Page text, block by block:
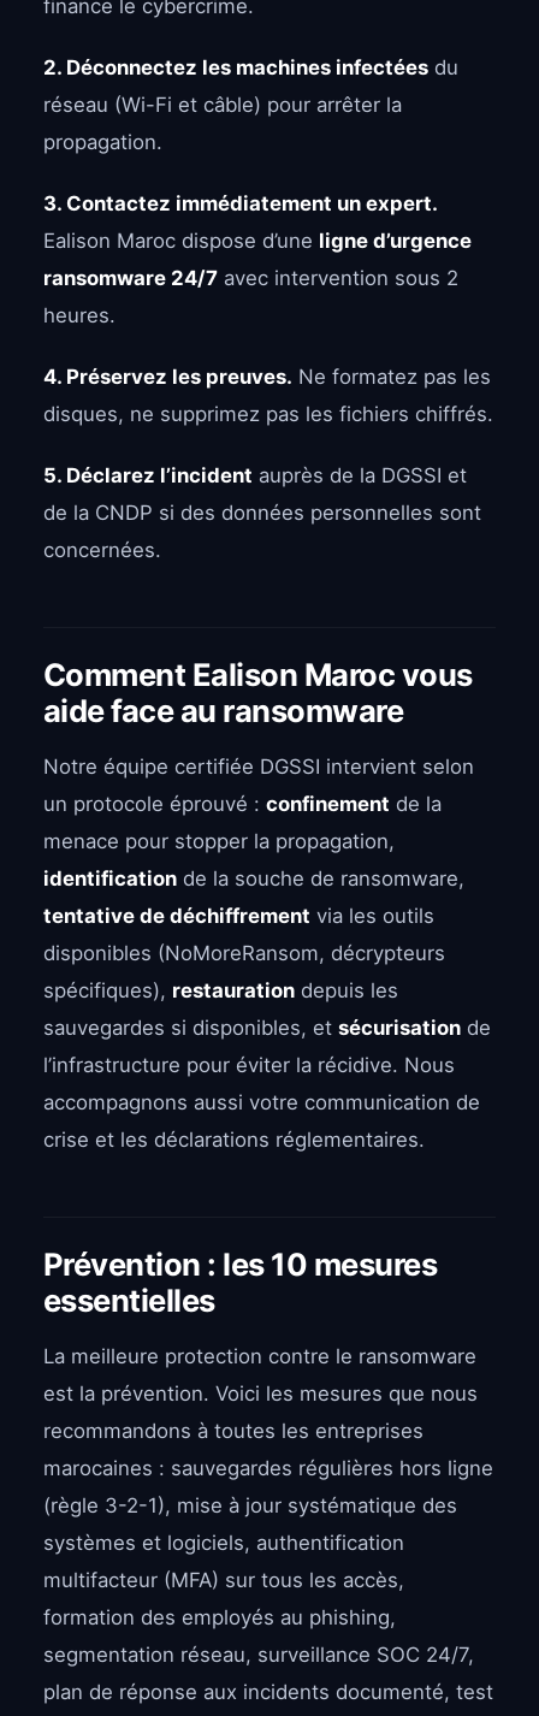
finance le cybercrime.
2. Déconnectez les machines infectées du
réseau (Wi-Fi et câble) pour arrêter la
propagation.
3. Contactez immédiatement un expert.
Ealison Maroc dispose d’une ligne d’urgence
ransomware 24/7 avec intervention sous 2
heures.
4. Préservez les preuves. Ne formatez pas les
disques, ne supprimez pas les fichiers chiffrés.
5. Déclarez l’incident auprès de la DGSSI et
de la CNDP si des données personnelles sont
concernées.
Comment Ealison Maroc vous
aide face au ransomware
Notre équipe certifiée DGSSI intervient selon
un protocole éprouvé : confinement de la
menace pour stopper la propagation,
identification de la souche de ransomware,
tentative de déchiffrement via les outils
disponibles (NoMoreRansom, décrypteurs
spécifiques), restauration depuis les
sauvegardes si disponibles, et sécurisation de
l’infrastructure pour éviter la récidive. Nous
accompagnons aussi votre communication de
crise et les déclarations réglementaires.
Prévention : les 10 mesures
essentielles
La meilleure protection contre le ransomware
est la prévention. Voici les mesures que nous
recommandons à toutes les entreprises
marocaines : sauvegardes régulières hors ligne
(règle 3-2-1), mise à jour systématique des
systèmes et logiciels, authentification
multifacteur (MFA) sur tous les accès,
formation des employés au phishing,
segmentation réseau, surveillance SOC 24/7,
plan de réponse aux incidents documenté, test